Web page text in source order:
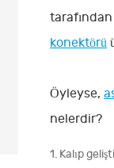
tarafından
konektörü
Öyleyse,
nelerdir?
1. Kalıp